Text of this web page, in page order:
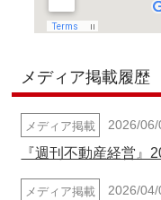
メディア掲載履歴
メディア掲載 2026/06/
『週刊不動産経営』
メディア掲載 2026/04/